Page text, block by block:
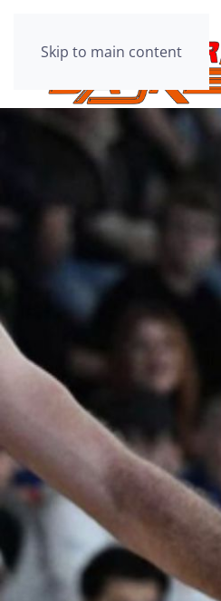
Skip to main content